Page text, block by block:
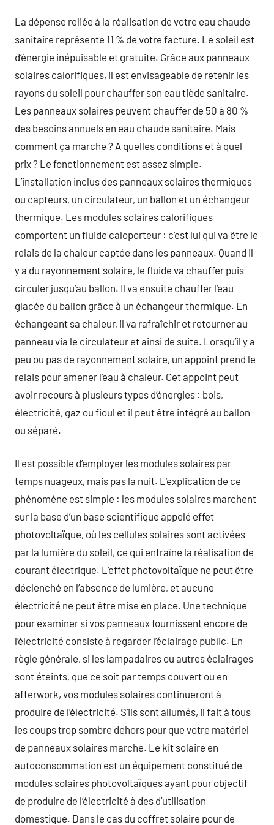
La dépense reliée à la réalisation de votre eau chaude
sanitaire représente 11 % de votre facture. Le soleil est
d’énergie inépuisable et gratuite. Grâce aux panneaux
solaires calorifiques, il est envisageable de retenir les
rayons du soleil pour chauffer son eau tiède sanitaire.
Les panneaux solaires peuvent chauffer de 50 à 80 %
des besoins annuels en eau chaude sanitaire. Mais
comment ça marche ? A quelles conditions et à quel
prix ? Le fonctionnement est assez simple.
L’installation inclus des panneaux solaires thermiques
ou capteurs, un circulateur, un ballon et un échangeur
thermique. Les modules solaires calorifiques
comportent un fluide caloporteur : c’est lui qui va être le
relais de la chaleur captée dans les panneaux. Quand il
y a du rayonnement solaire, le fluide va chauffer puis
circuler jusqu’au ballon. Il va ensuite chauffer l’eau
glacée du ballon grâce à un échangeur thermique. En
échangeant sa chaleur, il va rafraîchir et retourner au
panneau via le circulateur et ainsi de suite. Lorsqu’il y a
peu ou pas de rayonnement solaire, un appoint prend le
relais pour amener l’eau à chaleur. Cet appoint peut
avoir recours à plusieurs types d’énergies : bois,
électricité, gaz ou fioul et il peut être intégré au ballon
ou séparé.
Il est possible d’employer les modules solaires par
temps nuageux, mais pas la nuit. L’explication de ce
phénomène est simple : les modules solaires marchent
sur la base d’un base scientifique appelé effet
photovoltaïque, où les cellules solaires sont activées
par la lumière du soleil, ce qui entraîne la réalisation de
courant électrique. L’effet photovoltaïque ne peut être
déclenché en l’absence de lumière, et aucune
électricité ne peut être mise en place. Une technique
pour examiner si vos panneaux fournissent encore de
l’électricité consiste à regarder l’éclairage public. En
règle générale, si les lampadaires ou autres éclairages
sont éteints, que ce soit par temps couvert ou en
afterwork, vos modules solaires continueront à
produire de l’électricité. S’ils sont allumés, il fait à tous
les coups trop sombre dehors pour que votre matériel
de panneaux solaires marche. Le kit solaire en
autoconsommation est un équipement constitué de
modules solaires photovoltaïques ayant pour objectif
de produire de l’électricité à des d’utilisation
domestique. Dans le cas du coffret solaire pour de